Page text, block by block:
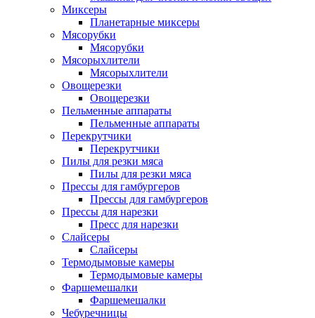
Миксеры
Планетарные миксеры
Мясорубки
Мясорубки
Мясорыхлители
Мясорыхлители
Овощерезки
Овощерезки
Пельменные аппараты
Пельменные аппараты
Перекрутчики
Перекрутчики
Пилы для резки мяса
Пилы для резки мяса
Прессы для гамбургеров
Прессы для гамбургеров
Прессы для нарезки
Пресс для нарезки
Слайсеры
Слайсеры
Термодымовые камеры
Термодымовые камеры
Фаршемешалки
Фаршемешалки
Чебуречницы